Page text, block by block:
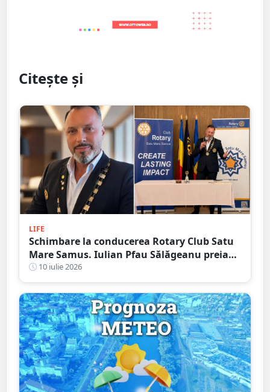
Citește și
LIFE
Schimbare la conducerea Rotary Club Satu
Mare Samus. Iulian Pfau Sălăgeanu preia
mandatul de președinte
10 iulie 2026